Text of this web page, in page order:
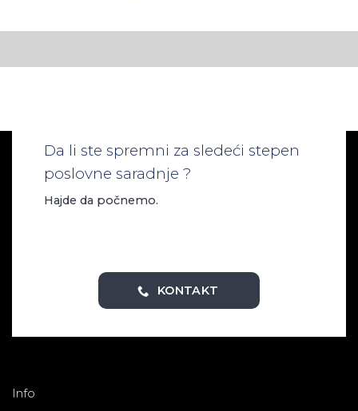
Da li ste spremni za sledeći stepen
poslovne saradnje ?
Hajde da počnemo.
KONTAKT
Info